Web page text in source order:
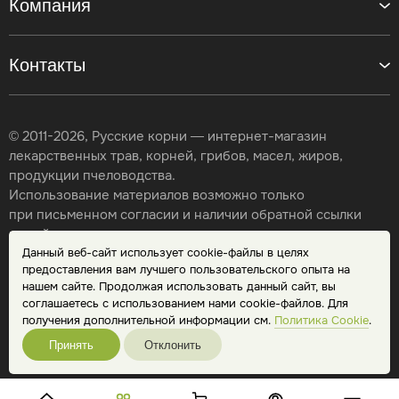
Данный веб-сайт использует cookie-файлы в целях
предоставления вам лучшего пользовательского опыта на
нашем сайте. Продолжая использовать данный сайт, вы
соглашаетесь с использованием нами cookie-файлов. Для
получения дополнительной информации см. Политика Cookie.
Принять Отклонить
Контакты
Компания
© 2011-2026, Русские корни — интернет-магазин
лекарственных трав, корней, грибов, масел, жиров,
продукции пчеловодства.
Использование материалов возможно только
при письменном согласии и наличии обратной ссылки
на сайт.
Карта сайта
Политика конфиденциальности
Публичная оферта
Обработка персональных данных